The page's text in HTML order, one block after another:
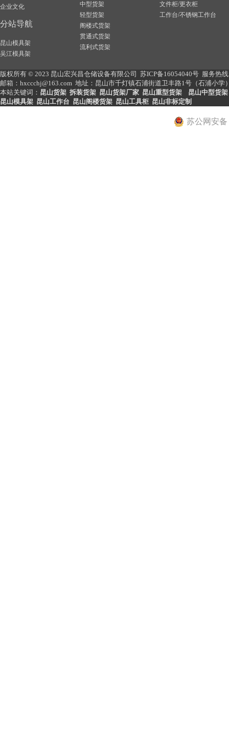
企业文化
分站导航
昆山模具架
吴江模具架
中型货架
轻型货架
阁楼式货架
贯通式货架
流利式货架
文件柜/更衣柜
工作台/不锈钢工作台
版权所有 © 2023 昆山宏兴昌仓储设备有限公司 苏ICP备16054040号 服务热
邮箱：hxccchj@163.com 地址：昆山市千灯镇石浦街道卫丰路1号（石浦小学
本站关键词： 昆山货架 拆装货架 昆山货架厂家 昆山重型货架
昆山中型货架
昆山模具架 昆山工作台 昆山阁楼货架 昆山工具柜 昆山非标定制
苏公网安备